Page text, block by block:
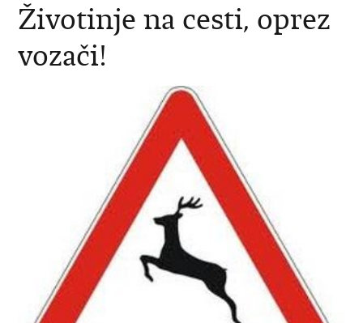
Životinje na cesti, oprez
vozači!